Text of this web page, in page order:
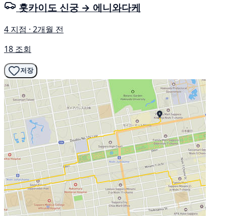
홋카이도 신궁 → 에니와다케
4 지점 · 2개월 전
18 조회
저장